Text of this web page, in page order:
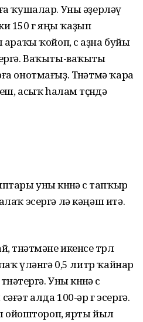
ҡушалар. Уны әҙерләү
150 г яңы ҡаҙып
ҡойоп, өс аҙна буйы
Ваҡыты-ваҡыты
онотмағыҙ. Төнәтмә ҡара
асыҡ һалам төҫөндә
уны көнөнә өс тапҡыр
эсергә лә кәңәш итә.
икенсе төрлө
үләнгә 0,5 литр ҡайнар
Уны көнөнә өс
алда 100-әр г эсергә.
ойоштороп, ярты йыл